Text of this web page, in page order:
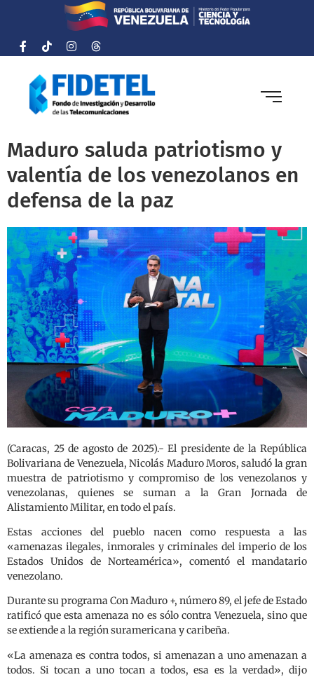
Maduro saluda patriotismo y
valentía de los venezolanos en
defensa de la paz
(Caracas, 25 de agosto de 2025).- El presidente de la República
Bolivariana de Venezuela, Nicolás Maduro Moros, saludó la gran
muestra de patriotismo y compromiso de los venezolanos y
venezolanas, quienes se suman a la Gran Jornada de
Alistamiento Militar, en todo el país.
Estas acciones del pueblo nacen como respuesta a las
«amenazas ilegales, inmorales y criminales del imperio de los
Estados Unidos de Norteamérica», comentó el mandatario
venezolano.
Durante su programa Con Maduro +, número 89, el jefe de Estado
ratificó que esta amenaza no es sólo contra Venezuela, sino que
se extiende a la región suramericana y caribeña.
«La amenaza es contra todos, si amenazan a uno amenazan a
todos. Si tocan a uno tocan a todos, esa es la verdad», dijo